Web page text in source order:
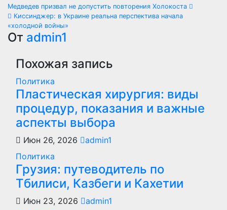
Навигация
по
записям
Медведев призвал не допустить повторения Холокоста
Киссинджер: в Украине реальна перспектива начала
«холодной войны»
От admin1
Похожая запись
Политика
Пластическая хирургия: виды
процедур, показания и важные
аспекты выбора
Июн 26, 2026
admin1
Политика
Грузия: путеводитель по
Тбилиси, Казбеги и Кахетии
Июн 23, 2026
admin1